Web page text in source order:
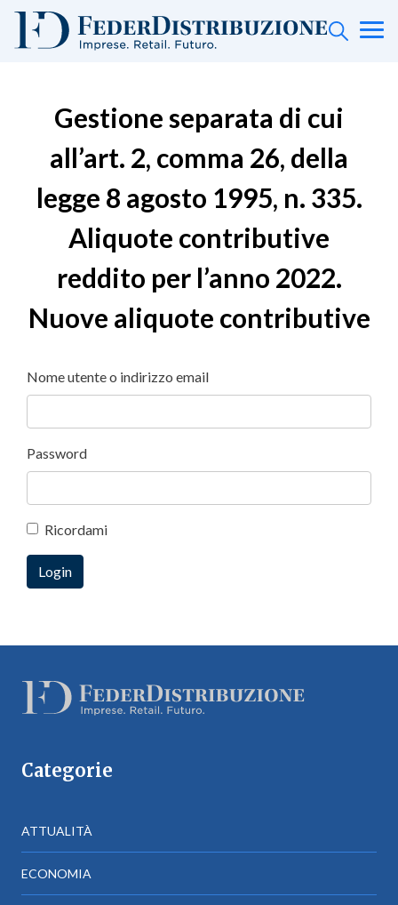
Gestione separata di cui
all’art. 2, comma 26, della
legge 8 agosto 1995, n. 335.
Aliquote contributive
reddito per l’anno 2022.
Nuove aliquote contributive
Nome utente o indirizzo email
Password
Ricordami
Categorie
ATTUALITÀ
ECONOMIA